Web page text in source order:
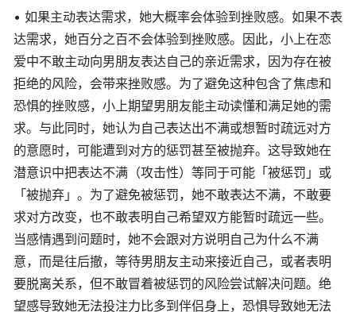
• 如果主动表达需求，她大概率会体验到挫败感。如果不表
达需求，她百分之百不会体验到挫败感。因此，小上在恋
爱中不敢主动向男朋友表达自己的亲近需求，因为存在被
拒绝的风险，会带来挫败感。为了避免这种包含了焦虑和
恐惧的挫败感，小上期望男朋友能主动读懂和满足她的需
求。与此同时，她认为自己表达出不满或想暂时疏远对方
的意愿时，可能遭到对方的惩罚甚至被抛弃。这导致她在
潜意识中把表达不满（攻击性）等同于可能「被惩罚」或
「被抛弃」。为了避免被惩罚，她不敢表达不满，不敢要
求对方改变，也不敢表明自己希望双方能暂时疏远一些。
当感情遇到问题时，她不会跟对方说明自己为什么不满
意，而是往后撤，等待男朋友主动来接近自己，或者表明
要脱离关系，但不敢冒着被惩罚的风险尝试解决问题。绝
望感导致她无法投注力比多到伴侣身上，恐惧导致她无法